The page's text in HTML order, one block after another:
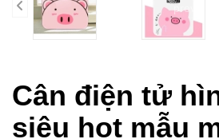
prev
Cân điện tử
siêu hot mẫu